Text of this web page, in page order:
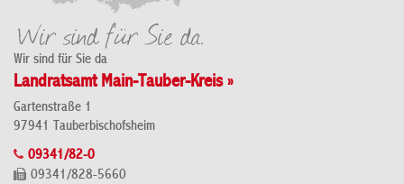
Wir sind für Sie da
Landratsamt Main-Tauber-Kreis »
Gartenstraße 1
97941 Tauberbischofsheim
09341/82-0
09341/828-5660